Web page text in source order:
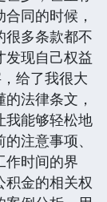
同的时候，
很多条款都不
发现自己权益
给了我很大
法律条文，
我能够轻松地
注意事项、
作时间的界
积金的相关权